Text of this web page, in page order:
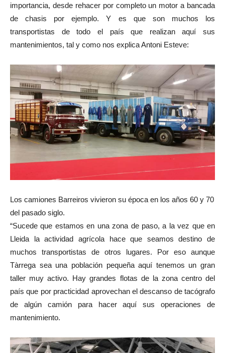
importancia, desde rehacer por completo un motor a bancada
de chasis por ejemplo. Y es que son muchos los
transportistas de todo el país que realizan aquí sus
mantenimientos, tal y como nos explica Antoni Esteve:
Los camiones Barreiros vivieron su época en los años 60 y 70
del pasado siglo.
“Sucede que estamos en una zona de paso, a la vez que en
Lleida la actividad agrícola hace que seamos destino de
muchos transportistas de otros lugares. Por eso aunque
Tàrrega sea una población pequeña aquí tenemos un gran
taller muy activo. Hay grandes flotas de la zona centro del
país que por practicidad aprovechan el descanso de tacógrafo
de algún camión para hacer aquí sus operaciones de
mantenimiento.